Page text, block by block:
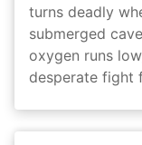
turns deadly
submerged
oxygen runs
desperate fight